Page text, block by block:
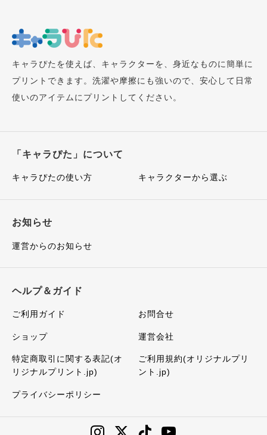
キャラぴたを使えば、キャラクターを、身近なものに簡単に
プリントできます。洗濯や摩擦にも強いので、安心して日常
使いのアイテムにプリントしてください。
「キャラぴた」について
キャラぴたの使い方 キャラクターから選ぶ
お知らせ
運営からのお知らせ
ヘルプ＆ガイド
ご利用ガイド お問合せ
ショップ 運営会社
特定商取引に関する表記(オ
リジナルプリント.jp)
ご利用規約(オリジナルプリ
ント.jp)
プライバシーポリシー